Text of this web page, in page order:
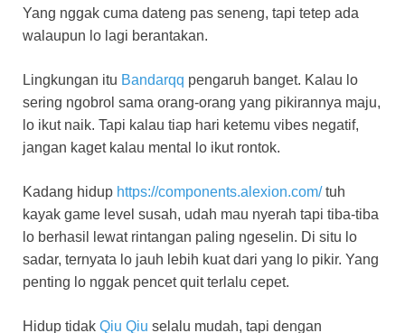
Yang nggak cuma dateng pas seneng, tapi tetep ada
walaupun lo lagi berantakan.
Lingkungan itu Bandarqq pengaruh banget. Kalau lo
sering ngobrol sama orang-orang yang pikirannya maju,
lo ikut naik. Tapi kalau tiap hari ketemu vibes negatif,
jangan kaget kalau mental lo ikut rontok.
Kadang hidup https://components.alexion.com/tuh
kayak game level susah, udah mau nyerah tapi tiba-tiba
lo berhasil lewat rintangan paling ngeselin. Di situ lo
sadar, ternyata lo jauh lebih kuat dari yang lo pikir. Yang
penting lo nggak pencet quit terlalu cepet.
Hidup tidak Qiu Qiu selalu mudah, tapi dengan